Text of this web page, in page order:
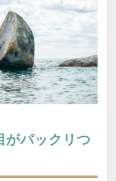
がパックリつ